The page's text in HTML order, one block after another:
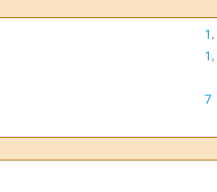
1,
1,
7